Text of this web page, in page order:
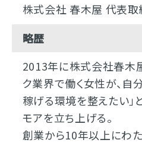
株式会社 春木屋 代表取
略歴
2013年に株式会社春木
ク業界で働く女性が、自
稼げる環境を整えたい」
モアを立ち上げる。
創業から10年以上にわ